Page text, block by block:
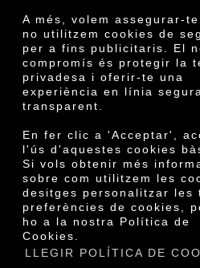
A més, volem assegurar-
no utilitzem cookies de
per a fins publicitaris. El
compromís és protegir la
privadesa i oferir-te una
experiència en línia
transparent.
En fer clic a 'Acceptar',
l'ús d'aquestes cookies
Si vols obtenir més
sobre com utilitzem les
desitges personalitzar les
preferències de cookies,
ho a la nostra Política de
Cookies.
LLEGIR POLÍTICA DE
Cooperativa Agrícola de
Avís legal ·
Política de privacitat